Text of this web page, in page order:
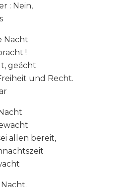
: Nein,
Nacht
!
geächt
und Recht.
allen bereit,